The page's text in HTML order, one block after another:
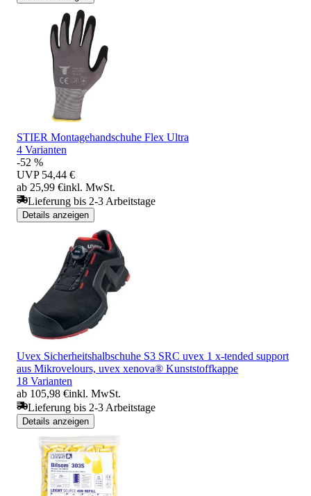
STIER Montagehandschuhe Flex Ultra
4 Varianten
-52 %
UVP 54,44 €
ab 25,99 €inkl. MwSt.
Lieferung bis 2-3 Arbeitstage
Details anzeigen
Uvex Sicherheitshalbschuhe S3 SRC uvex 1 x-tended support
aus Mikrovelours, uvex xenova® Kunststoffkappe
18 Varianten
ab 105,98 €inkl. MwSt.
Lieferung bis 2-3 Arbeitstage
Details anzeigen